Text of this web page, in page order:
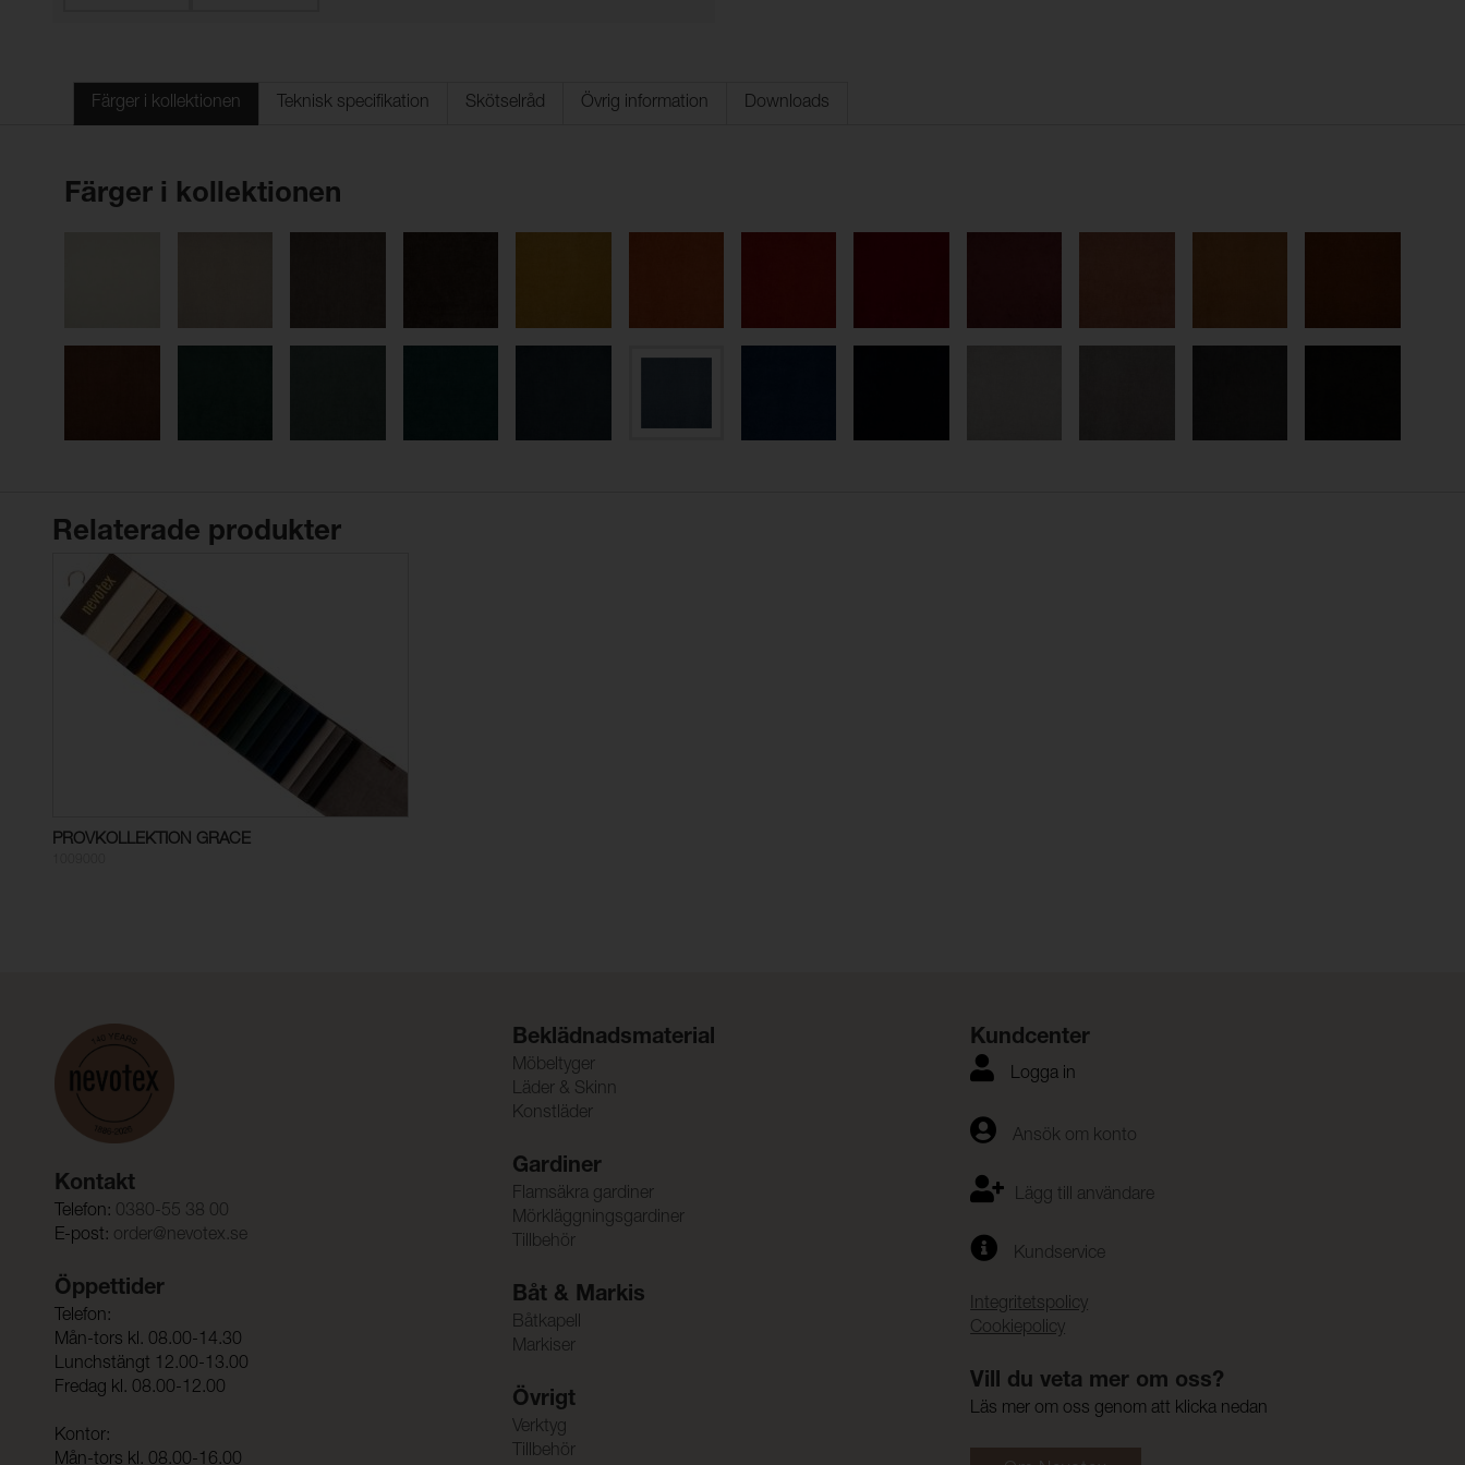
Färger i kollektionen Teknisk specifikation Skötselråd Övrig information Downloads
Färger i kollektionen
Relaterade produkter
PROVKOLLEKTION GRACE
Kontakt
Telefon: 0380-55 38 00
E-post: order@nevotex.se
Öppettider
Telefon:
Mån-tors kl. 08.00-14.30
Lunchstängt 12.00-13.00
Fredag kl. 08.00-12.00
Kontor:
Mån-tors kl. 08.00-16.00
Beklädnadsmaterial
Möbeltyger
Läder & Skinn
Konstläder
Gardiner
Flamsäkra gardiner
Mörkläggningsgardiner
Tillbehör
Båt & Markis
Båtkapell
Markiser
Övrigt
Verktyg
Tillbehör
Kundcenter
Logga in
Ansök om konto
Lägg till användare
Kundservice
Integritetspolicy
Cookiepolicy
Vill du veta mer om oss?
Läs mer om oss genom att klicka nedan